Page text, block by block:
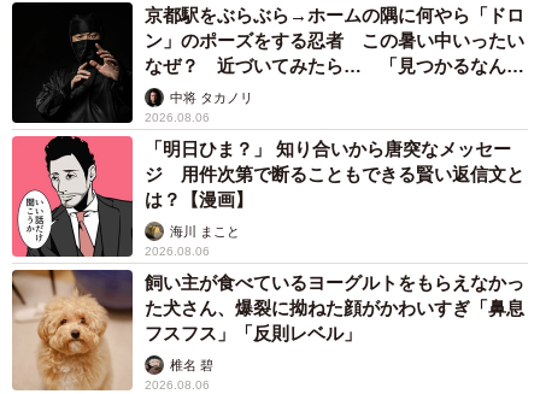
いる。こちらも今回の投稿同様にわびさびを感じる名投稿
なので、ご興味ある方は要チェックだ。
京都駅をぶらぶら→ホームの隅に何やら「ドロ
ン」のポーズをする忍者 この暑い中いったい
なぜ？ 近づいてみたら… 「見つかるなんて
未熟」中将 タカノリ
2026.08.06
「明日ひま？」 知り合いから唐突なメッセー
ジ 用件次第で断ることもできる賢い返信文と
は？【漫画】
海川 まこと
2026.08.06
飼い主が食べているヨーグルトをもらえなかっ
た犬さん、爆裂に拗ねた顔がかわいすぎ「鼻息
フスフス」「反則レベル」
椎名 碧
2026.08.06